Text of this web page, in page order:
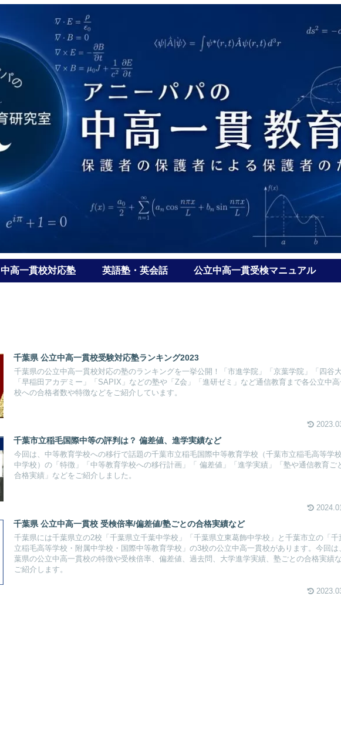
中高一貫校対応塾 英語塾・英会話 公立中高一貫受検マニュアル
千葉県 公立中高一貫校受験対応塾ランキング2023
千葉県の公立中高一貫校対応の塾のランキングを一挙公開！「市進学院」「京葉学院」「四谷大
「早稲田アカデミー」「SAPIX」などの塾や「Z会」「進研ゼミ」など通信教育まで各公立中
校への合格者数や特徴などをご紹介しています。
千葉市立稲毛国際中等の評判は？ 偏差値、進学実績など
今回は、中等教育学校への移行で話題の千葉市立稲毛国際中等教育学校（千葉市立稲毛高等学
中学校）の「特徴」「中等教育学校への移行計画」「 偏差値」「進学実績」「塾や通信教育ご
合格実績」などをご紹介しました。
千葉県 公立中高一貫校 受検倍率/偏差値/塾ごとの合格実績など
千葉県には千葉県立の2校「千葉県立千葉中学校」「千葉県立東葛飾中学校」と千葉市立の「千
立稲毛高等学校・附属中学校・国際中等教育学校」の3校の公立中高一貫校があります。今回は
葉県の公立中高一貫校の特徴や受検倍率、偏差値、過去問、大学進学実績、塾ごとの合格実績
ご紹介します。